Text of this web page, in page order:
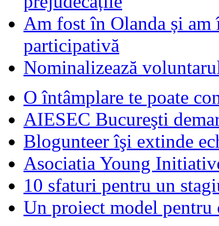
Am fost în Olanda și am
participativă
Nominalizează
O întâmplare te poate
AIESEC Bucureşti
Blogunteer îşi extinde
Asociatia Young
10 sfaturi pentru un
Un proiect model